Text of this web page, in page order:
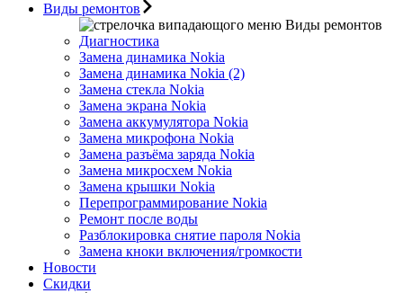
Виды ремонтов
Виды ремонтов
Диагностика
Замена динамика Nokia
Замена динамика Nokia (2)
Замена стекла Nokia
Замена экрана Nokia
Замена аккумулятора Nokia
Замена микрофона Nokia
Замена разъёма заряда Nokia
Замена микросхем Nokia
Замена крышки Nokia
Перепрограммирование Nokia
Ремонт после воды
Разблокировка снятие пароля Nokia
Замена кноки включения/громкости
Новости
Скидки